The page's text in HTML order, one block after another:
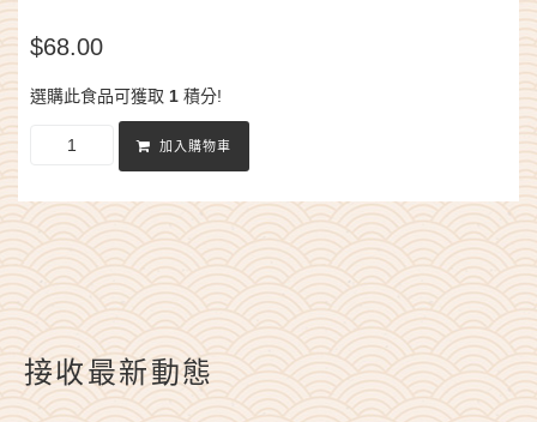
$68.00
選購此食品可獲取 1 積分!
加入購物車
接收最新動態